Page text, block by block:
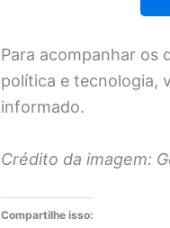
Para acompanhar os
política e tecnologia,
informado.
Crédito da imagem:
Compartilhe isso: